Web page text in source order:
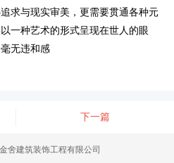
求与现实审美，更需要贯通各种元
一种艺术的形式呈现在世人的眼
无违和感
下一篇
舍建筑装饰工程有限公司